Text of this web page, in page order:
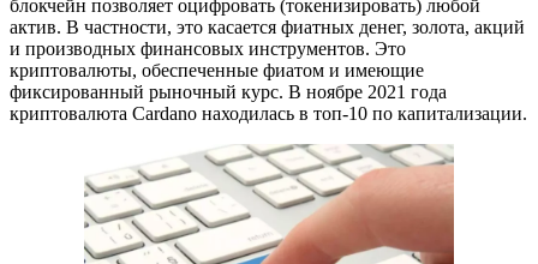
блокчейн позволяет оцифровать (токенизировать) любой
актив. В частности, это касается фиатных денег, золота, акций
и производных финансовых инструментов. Это
криптовалюты, обеспеченные фиатом и имеющие
фиксированный рыночный курс. В ноябре 2021 года
криптовалюта Cardano находилась в топ-10 по капитализации.